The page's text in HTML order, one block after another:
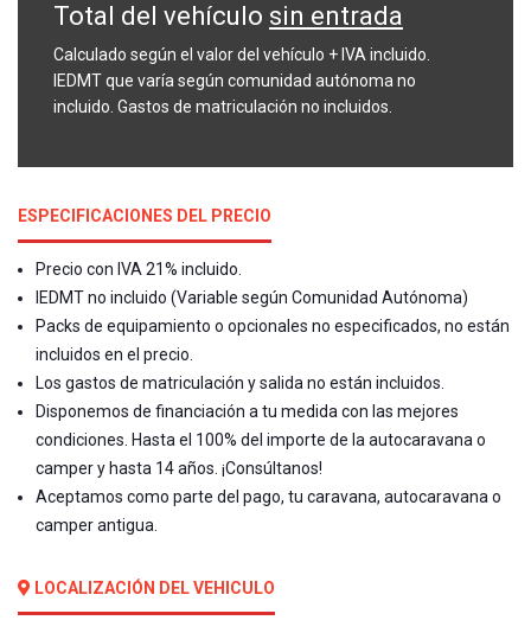
Total del vehículo sin entrada
Calculado según el valor del vehículo + IVA incluido.
IEDMT que varía según comunidad autónoma no
incluido. Gastos de matriculación no incluidos.
ESPECIFICACIONES DEL PRECIO
Precio con IVA 21% incluido.
IEDMT no incluido (Variable según Comunidad Autónoma)
Packs de equipamiento o opcionales no especificados, no están
incluidos en el precio.
Los gastos de matriculación y salida no están incluidos.
Disponemos de financiación a tu medida con las mejores
condiciones. Hasta el 100% del importe de la autocaravana o
camper y hasta 14 años. ¡Consúltanos!
Aceptamos como parte del pago, tu caravana, autocaravana o
camper antigua.
LOCALIZACIÓN DEL VEHICULO